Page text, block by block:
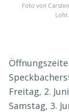
Foto von Carsten
Lohr.
Freitag, 2.
Samstag, 3.